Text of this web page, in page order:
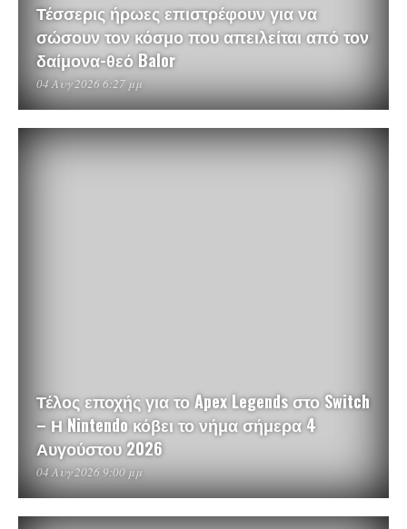
Τέσσερις ήρωες επιστρέφουν για να
σώσουν τον κόσμο που απειλείται από τον
δαίμονα-θεό Balor
04 Αυγ 2026 6:27 μμ
Τέλος εποχής για το Apex Legends στο Switch
– Η Nintendo κόβει το νήμα σήμερα 4
Αυγούστου 2026
04 Αυγ 2026 9:00 μμ